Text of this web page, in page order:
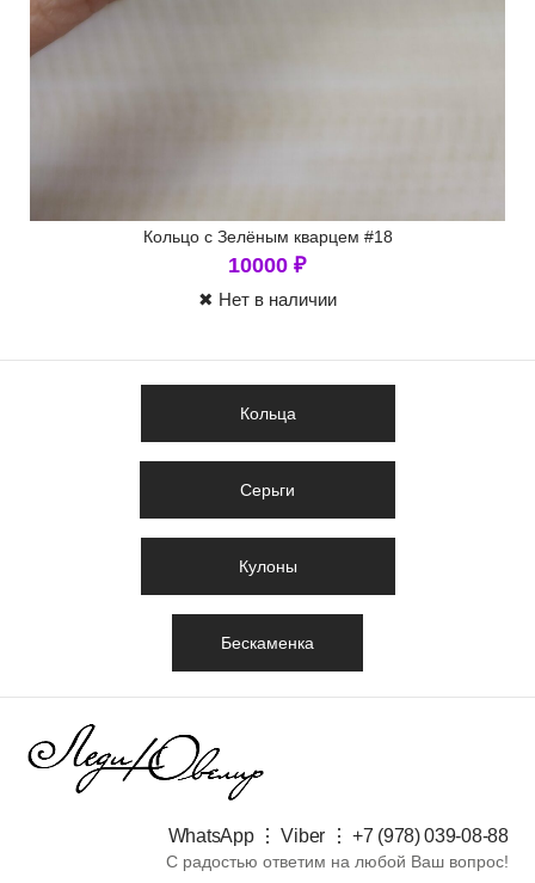
Кольцо с Зелёным кварцем #18
10000 ₽
✖ Нет в наличии
Кольца
Серьги
Кулоны
Бескаменка
WhatsApp ⋮ Viber ⋮ +7 (978) 039-08-88​
С радостью ответим на любой Ваш вопрос!